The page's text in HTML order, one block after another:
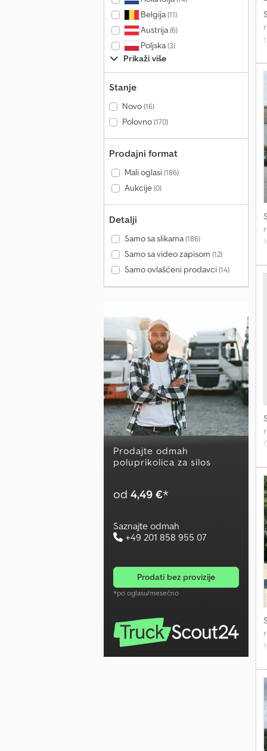
Belgija(11)
Austrija(6)
Poljska(3)
Prikaži više
Stanje
Novo(16)
Polovno(170)
Prodajni format
Mali oglasi(186)
Aukcije(0)
Detalji
Samo sa slikama(186)
Samo sa video zapisom (12)
Samo ovlašćeni prodavci(14)
Prodajte odmah
poluprikolica za silos
od 4,49 €*
Saznajte odmah
+49 201 858 955 07
prodati bez provizije
*po oglasu/mesečno